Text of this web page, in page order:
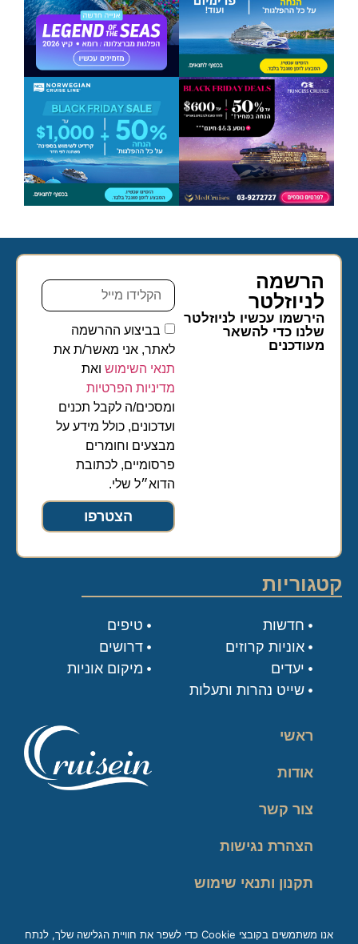
הרשמה
לניוזלטר​
הירשמו עכשיו לניוזלטר
שלנו כדי להשאר
מעודכנים
בביצוע ההרשמה
לאתר, אני מאשר/ת את
תנאי השימושואת
מדיניות הפרטיות
ומסכים/ה לקבל תכנים
ועדכונים, כולל מידע על
מבצעים וחומרים
פרסומיים, לכתובת
הדוא״ל שלי.
הצטרפו
ראשי
אודות
צור קשר
הצהרת נגישות
תקנון ותנאי שימוש
קטגוריות
טיפים
דרושים
מיקום אוניות
חדשות
אוניות קרוזים
יעדים
שייט נהרות ותעלות
אנו משתמשים בקובצי Cookie כדי לשפר את חוויית הגלישה שלך, לנתח